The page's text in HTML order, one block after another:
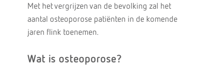
Met het vergrijzen van de bevolking zal het
aantal osteoporose patiënten in de komende
jaren flink toenemen.
Wat is osteoporose?